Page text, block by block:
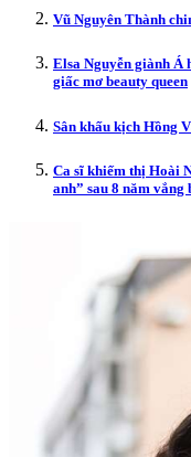
Vũ Nguyên Thành
Elsa Nguyễn giành Á
giấc mơ beauty queen
Sân khấu kịch Hồng
Ca sĩ khiếm thị Hoài
anh” sau 8 năm vắng